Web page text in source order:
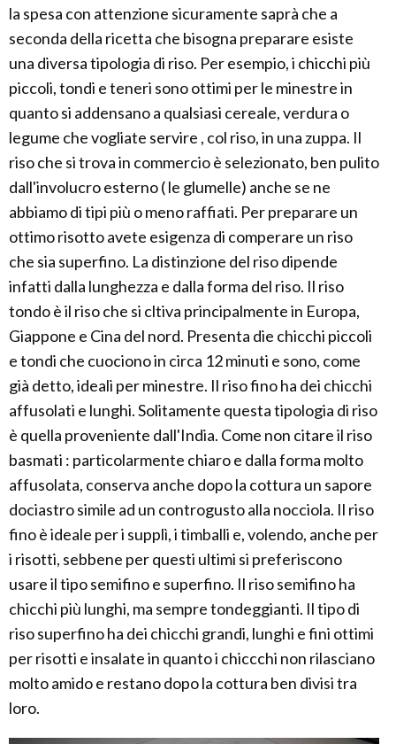
la spesa con attenzione sicuramente saprà che a
seconda della ricetta che bisogna preparare esiste
una diversa tipologia di riso. Per esempio, i chicchi più
piccoli, tondi e teneri sono ottimi per le minestre in
quanto si addensano a qualsiasi cereale, verdura o
legume che vogliate servire , col riso, in una zuppa. Il
riso che si trova in commercio è selezionato, ben pulito
dall'involucro esterno ( le glumelle) anche se ne
abbiamo di tipi più o meno raffiati. Per preparare un
ottimo risotto avete esigenza di comperare un riso
che sia superfino. La distinzione del riso dipende
infatti dalla lunghezza e dalla forma del riso. Il riso
tondo è il riso che si cltiva principalmente in Europa,
Giappone e Cina del nord. Presenta die chicchi piccoli
e tondi che cuociono in circa 12 minuti e sono, come
già detto, ideali per minestre. Il riso fino ha dei chicchi
affusolati e lunghi. Solitamente questa tipologia di riso
è quella proveniente dall'India. Come non citare il riso
basmati : particolarmente chiaro e dalla forma molto
affusolata, conserva anche dopo la cottura un sapore
dociastro simile ad un controgusto alla nocciola. Il riso
fino è ideale per i supplì, i timballi e, volendo, anche per
i risotti, sebbene per questi ultimi si preferiscono
usare il tipo semifino e superfino. Il riso semifino ha
chicchi più lunghi, ma sempre tondeggianti. Il tipo di
riso superfino ha dei chicchi grandi, lunghi e fini ottimi
per risotti e insalate in quanto i chiccchi non rilasciano
molto amido e restano dopo la cottura ben divisi tra
loro.